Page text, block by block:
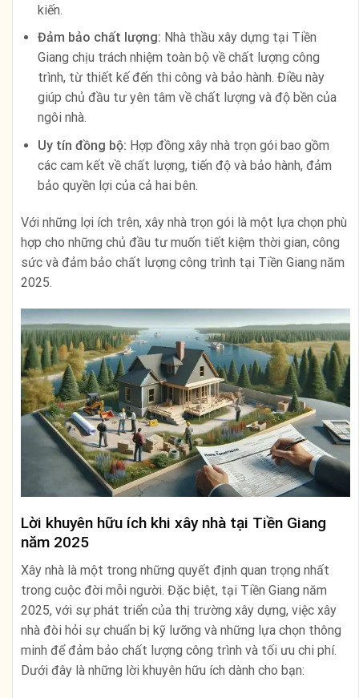
kiến.
Đảm bảo chất lượng: Nhà thầu xây dựng tại Tiền
Giang chịu trách nhiệm toàn bộ về chất lượng công
trình, từ thiết kế đến thi công và bảo hành. Điều này
giúp chủ đầu tư yên tâm về chất lượng và độ bền của
ngôi nhà.
Uy tín đồng bộ: Hợp đồng xây nhà trọn gói bao gồm
các cam kết về chất lượng, tiến độ và bảo hành, đảm
bảo quyền lợi của cả hai bên.
Với những lợi ích trên, xây nhà trọn gói là một lựa chọn phù
hợp cho những chủ đầu tư muốn tiết kiệm thời gian, công
sức và đảm bảo chất lượng công trình tại Tiền Giang năm
2025.
Lời khuyên hữu ích khi xây nhà tại Tiền Giang
năm 2025
Xây nhà là một trong những quyết định quan trọng nhất
trong cuộc đời mỗi người. Đặc biệt, tại Tiền Giang năm
2025, với sự phát triển của thị trường xây dựng, việc xây
nhà đòi hỏi sự chuẩn bị kỹ lưỡng và những lựa chọn thông
minh để đảm bảo chất lượng công trình và tối ưu chi phí.
Dưới đây là những lời khuyên hữu ích dành cho bạn: